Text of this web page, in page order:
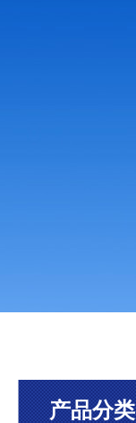
产品分类